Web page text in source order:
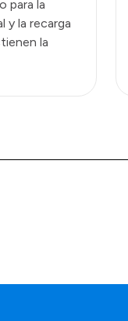
para la
y la recarga
la